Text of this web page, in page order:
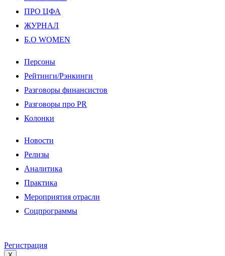
ПРО ЦФА
ЖУРНАЛ
Б.О WOMEN
Персоны
Рейтинги/Рэнкинги
Разговоры финансистов
Разговоры про PR
Колонки
Новости
Релизы
Аналитика
Практика
Мероприятия отрасли
Соцпрограммы
Регистрация